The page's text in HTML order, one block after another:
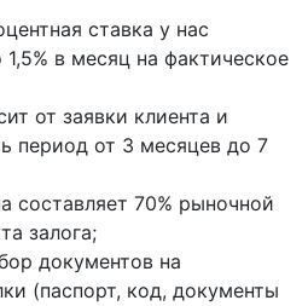
ставка у нас
1,5% в месяц на фактическое
от заявки клиента и
период от 3 месяцев до 7
составляет 70% рыночной
залога;
документов на
(паспорт, код, документы